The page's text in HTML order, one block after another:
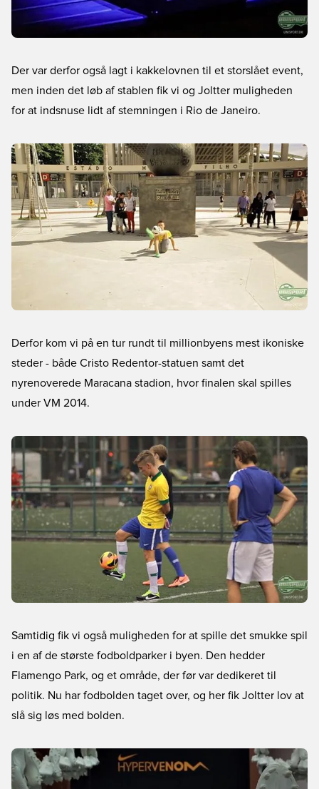
Der var derfor også lagt i kakkelovnen til et storslået event,
men inden det løb af stablen fik vi og Joltter muligheden
for at indsnuse lidt af stemningen i Rio de Janeiro.
Derfor kom vi på en tur rundt til millionbyens mest ikoniske
steder - både Cristo Redentor-statuen samt det
nyrenoverede Maracana stadion, hvor finalen skal spilles
under VM 2014.
Samtidig fik vi også muligheden for at spille det smukke spil
i en af de største fodboldparker i byen. Den hedder
Flamengo Park, og et område, der før var dedikeret til
politik. Nu har fodbolden taget over, og her fik Joltter lov at
slå sig løs med bolden.